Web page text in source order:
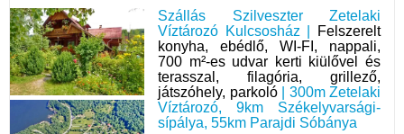
Szállás Szilveszter Zetelaki
Víztározó Kulcsosház |
Felszerelt
konyha, ebédlő, WI-FI, nappali,
700 m²-es udvar kerti kiülővel és
terasszal, filagória, grillező,
játszóhely, parkoló| 300m Zetelaki
Víztározó, 9km Székelyvarsági-
sípálya, 55km Parajdi Sóbánya